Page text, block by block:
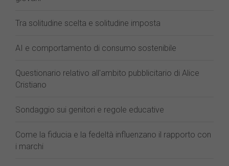
Tra solitudine scelta e solitudine imposta
AI e comportamento di consumo sostenibile
Questionario relativo all'ambito pubblicitario di Alice
Cristiano
Sondaggio sui genitori e regole educative
Come la fiducia e la fedeltà influenzano il rapporto con
i marchi